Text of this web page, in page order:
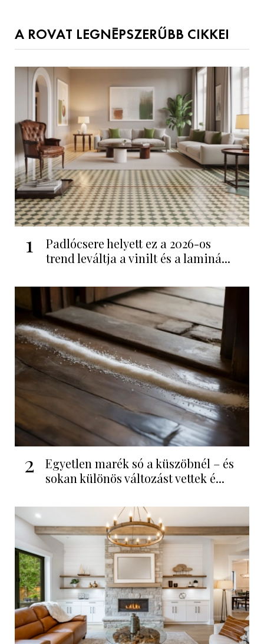
A ROVAT LEGNÉPSZERŰBB CIKKEI
1
Padlócsere helyett ez a 2026-os
trend leváltja a vinilt és a laminá...
2
Egyetlen marék só a küszöbnél – és
sokan különös változást vettek é...